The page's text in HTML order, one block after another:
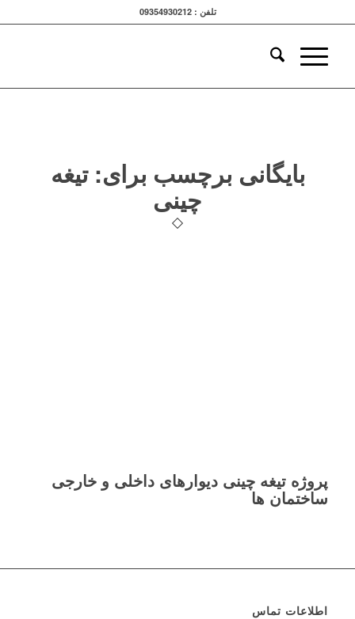
تلفن : 09354930212
بایگانی برچسب برای:تیغه
چینی
پروژه تیغه چینی دیوارهای داخلی و خارجی
ساختمان ها
اطلاعات تماس